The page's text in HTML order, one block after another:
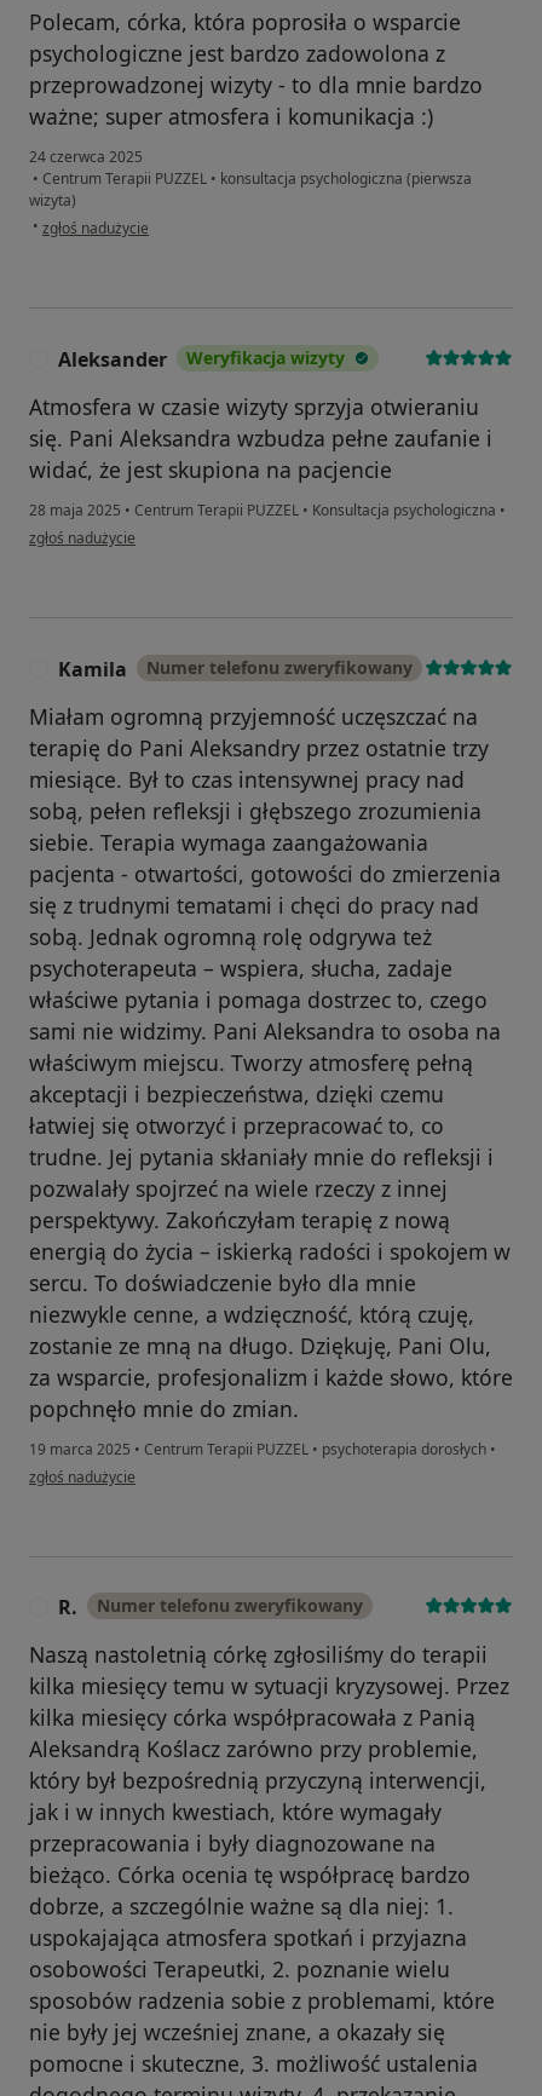
Polecam, córka, która poprosiła o wsparcie
psychologiczne jest bardzo zadowolona z
przeprowadzonej wizyty - to dla mnie bardzo
ważne; super atmosfera i komunikacja :)
24 czerwca 2025
• Centrum Terapii PUZZEL • konsultacja psychologiczna (pierwsza
wizyta)
• w opinii użytkownika Monika
zgłoś nadużycie
Aleksander Weryfikacja wizyty
Atmosfera w czasie wizyty sprzyja otwieraniu
się. Pani Aleksandra wzbudza pełne zaufanie i
widać, że jest skupiona na pacjencie
28 maja 2025 • Centrum Terapii PUZZEL • Konsultacja psychologiczna •
w opinii użytkownika Aleksander
zgłoś nadużycie
Kamila Numer telefonu zweryfikowany
Miałam ogromną przyjemność uczęszczać na
terapię do Pani Aleksandry przez ostatnie trzy
miesiące. Był to czas intensywnej pracy nad
sobą, pełen refleksji i głębszego zrozumienia
siebie. Terapia wymaga zaangażowania
pacjenta - otwartości, gotowości do zmierzenia
się z trudnymi tematami i chęci do pracy nad
sobą. Jednak ogromną rolę odgrywa też
psychoterapeuta – wspiera, słucha, zadaje
właściwe pytania i pomaga dostrzec to, czego
sami nie widzimy. Pani Aleksandra to osoba na
właściwym miejscu. Tworzy atmosferę pełną
akceptacji i bezpieczeństwa, dzięki czemu
łatwiej się otworzyć i przepracować to, co
trudne. Jej pytania skłaniały mnie do refleksji i
pozwalały spojrzeć na wiele rzeczy z innej
perspektywy. Zakończyłam terapię z nową
energią do życia – iskierką radości i spokojem w
sercu. To doświadczenie było dla mnie
niezwykle cenne, a wdzięczność, którą czuję,
zostanie ze mną na długo. Dziękuję, Pani Olu,
za wsparcie, profesjonalizm i każde słowo, które
popchnęło mnie do zmian.
19 marca 2025 • Centrum Terapii PUZZEL • psychoterapia dorosłych •
w opinii użytkownika Kamila
zgłoś nadużycie
R. Numer telefonu zweryfikowany
Naszą nastoletnią córkę zgłosiliśmy do terapii
kilka miesięcy temu w sytuacji kryzysowej. Przez
kilka miesięcy córka współpracowała z Panią
Aleksandrą Koślacz zarówno przy problemie,
który był bezpośrednią przyczyną interwencji,
jak i w innych kwestiach, które wymagały
przepracowania i były diagnozowane na
bieżąco. Córka ocenia tę współpracę bardzo
dobrze, a szczególnie ważne są dla niej: 1.
uspokajająca atmosfera spotkań i przyjazna
osobowości Terapeutki, 2. poznanie wielu
sposobów radzenia sobie z problemami, które
nie były jej wcześniej znane, a okazały się
pomocne i skuteczne, 3. możliwość ustalenia